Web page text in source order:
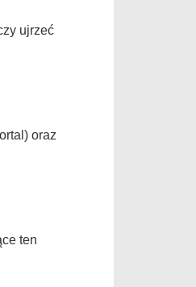
ujrzeć
oraz
ten